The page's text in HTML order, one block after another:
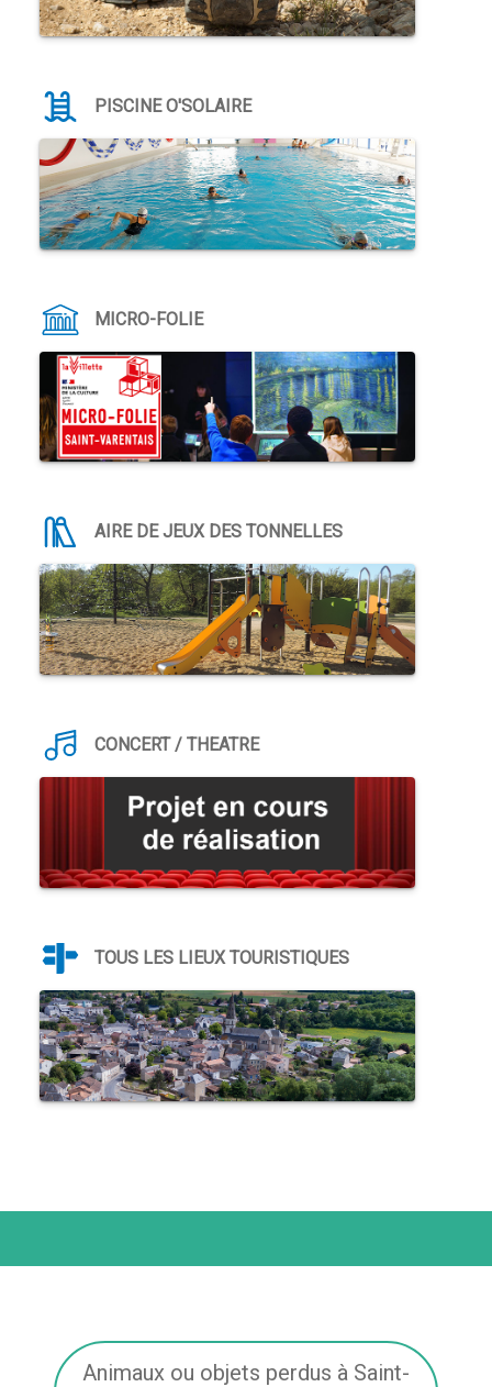
PISCINE O'SOLAIRE
MICRO-FOLIE
AIRE DE JEUX DES TONNELLES
CONCERT / THEATRE
TOUS LES LIEUX TOURISTIQUES
Animaux ou objets perdus à Saint-